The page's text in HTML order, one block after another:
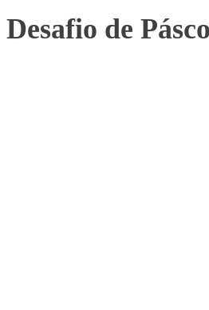
Desafio de